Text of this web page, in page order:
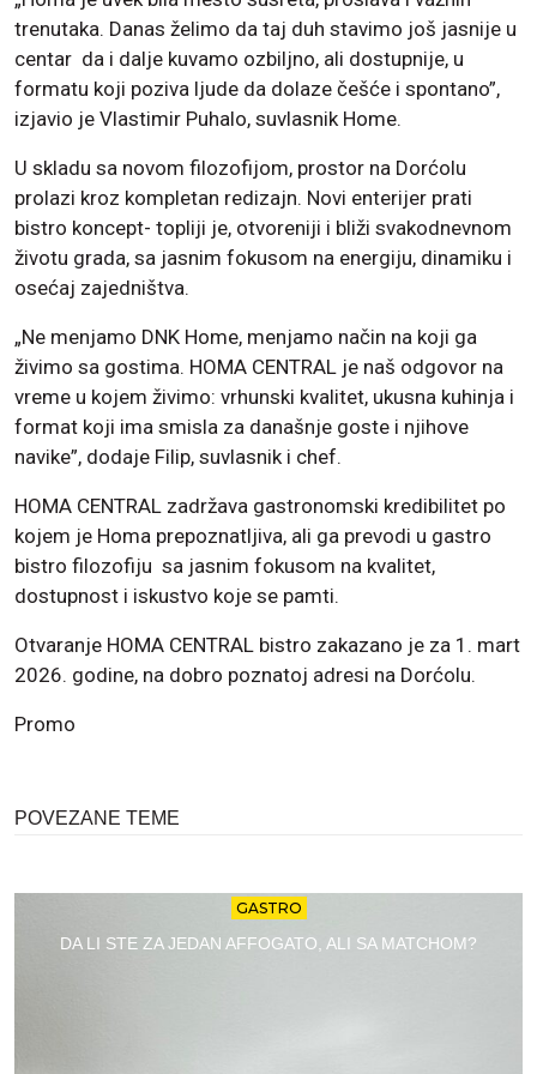
trenutaka. Danas želimo da taj duh stavimo još jasnije u
centar da i dalje kuvamo ozbiljno, ali dostupnije, u
formatu koji poziva ljude da dolaze češće i spontano”,
izjavio je Vlastimir Puhalo, suvlasnik Home.
U skladu sa novom filozofijom, prostor na Dorćolu
prolazi kroz kompletan redizajn. Novi enterijer prati
bistro koncept- topliji je, otvoreniji i bliži svakodnevnom
životu grada, sa jasnim fokusom na energiju, dinamiku i
osećaj zajedništva.
„Ne menjamo DNK Home, menjamo način na koji ga
živimo sa gostima. HOMA CENTRAL je naš odgovor na
vreme u kojem živimo: vrhunski kvalitet, ukusna kuhinja i
format koji ima smisla za današnje goste i njihove
navike”, dodaje Filip, suvlasnik i chef.
HOMA CENTRAL zadržava gastronomski kredibilitet po
kojem je Homa prepoznatljiva, ali ga prevodi u gastro
bistro filozofiju sa jasnim fokusom na kvalitet,
dostupnost i iskustvo koje se pamti.
Otvaranje HOMA CENTRAL bistro zakazano je za 1. mart
2026. godine, na dobro poznatoj adresi na Dorćolu.
Promo
POVEZANE TEME
GASTRO
DA LI STE ZA JEDAN AFFOGATO, ALI SA MATCHOM?